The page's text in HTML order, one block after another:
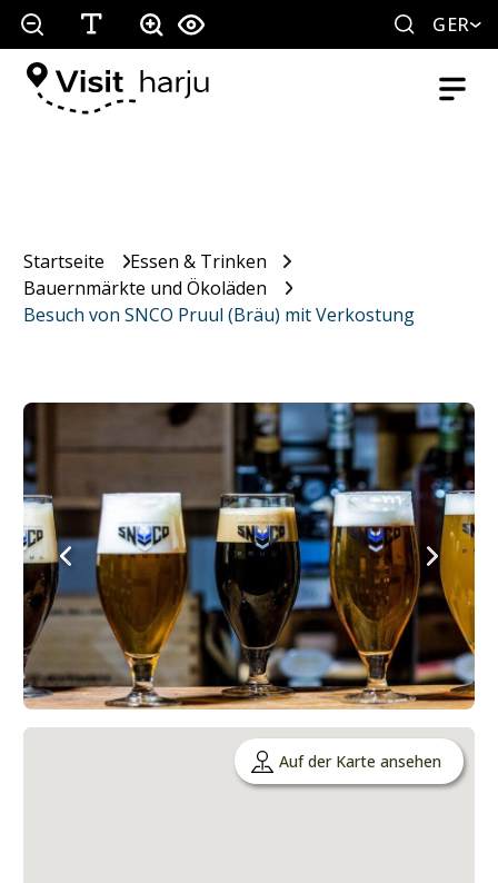
GER
Startseite
Essen & Trinken
Bauernmärkte und Ökoläden
Besuch von SNCO Pruul (Bräu) mit Verkostung
Auf der Karte ansehen